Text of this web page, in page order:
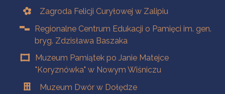
Zagroda Felicji Curyłowej w Zalipiu
Regionalne Centrum Edukacji o Pamięci im. gen.
bryg. Zdzisława Baszaka
Muzeum Pamiątek po Janie Matejce
"Koryznówka" w Nowym Wiśniczu
Muzeum Dwór w Dołędze